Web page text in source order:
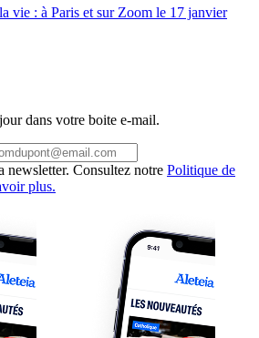
vie : à Paris et sur Zoom le 17 janvier
dans votre boite e-mail.
newsletter. Consultez notre Politique de
plus.